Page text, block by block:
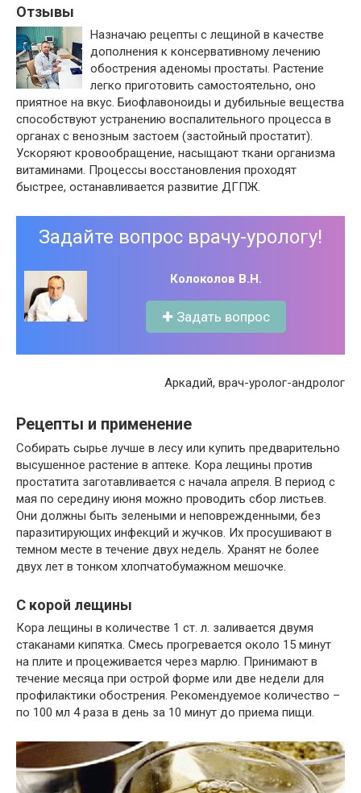
Отзывы
Назначаю рецепты с лещиной в качестве
дополнения к консервативному лечению
обострения аденомы простаты. Растение
легко приготовить самостоятельно, оно
приятное на вкус. Биофлавоноиды и дубильные вещества
способствуют устранению воспалительного процесса в
органах с венозным застоем (застойный простатит).
Ускоряют кровообращение, насыщают ткани организма
витаминами. Процессы восстановления проходят
быстрее, останавливается развитие ДГПЖ.
Задайте вопрос врачу-урологу!
Колоколов В.Н.
✚ Задать вопрос
Аркадий, врач-уролог-андролог
Рецепты и применение
Собирать сырье лучше в лесу или купить предварительно
высушенное растение в аптеке. Кора лещины против
простатита заготавливается с начала апреля. В период с
мая по середину июня можно проводить сбор листьев.
Они должны быть зелеными и неповрежденными, без
паразитирующих инфекций и жучков. Их просушивают в
темном месте в течение двух недель. Хранят не более
двух лет в тонком хлопчатобумажном мешочке.
С корой лещины
Кора лещины в количестве 1 ст. л. заливается двумя
стаканами кипятка. Смесь прогревается около 15 минут
на плите и процеживается через марлю. Принимают в
течение месяца при острой форме или две недели для
профилактики обострения. Рекомендуемое количество –
по 100 мл 4 раза в день за 10 минут до приема пищи.